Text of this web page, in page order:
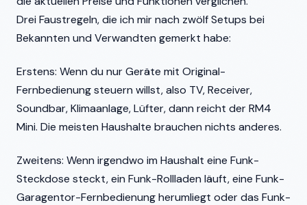
Drei Faustregeln, die ich mir nach zwölf Setups bei
Bekannten und Verwandten gemerkt habe:
Erstens: Wenn du nur Geräte mit Original-
Fernbedienung steuern willst, also TV, Receiver,
Soundbar, Klimaanlage, Lüfter, dann reicht der RM4
Mini. Die meisten Haushalte brauchen nichts anderes.
Zweitens: Wenn irgendwo im Haushalt eine Funk-
Steckdose steckt, ein Funk-Rollladen läuft, eine Funk-
Garagentor-Fernbedienung herumliegt oder das Funk-